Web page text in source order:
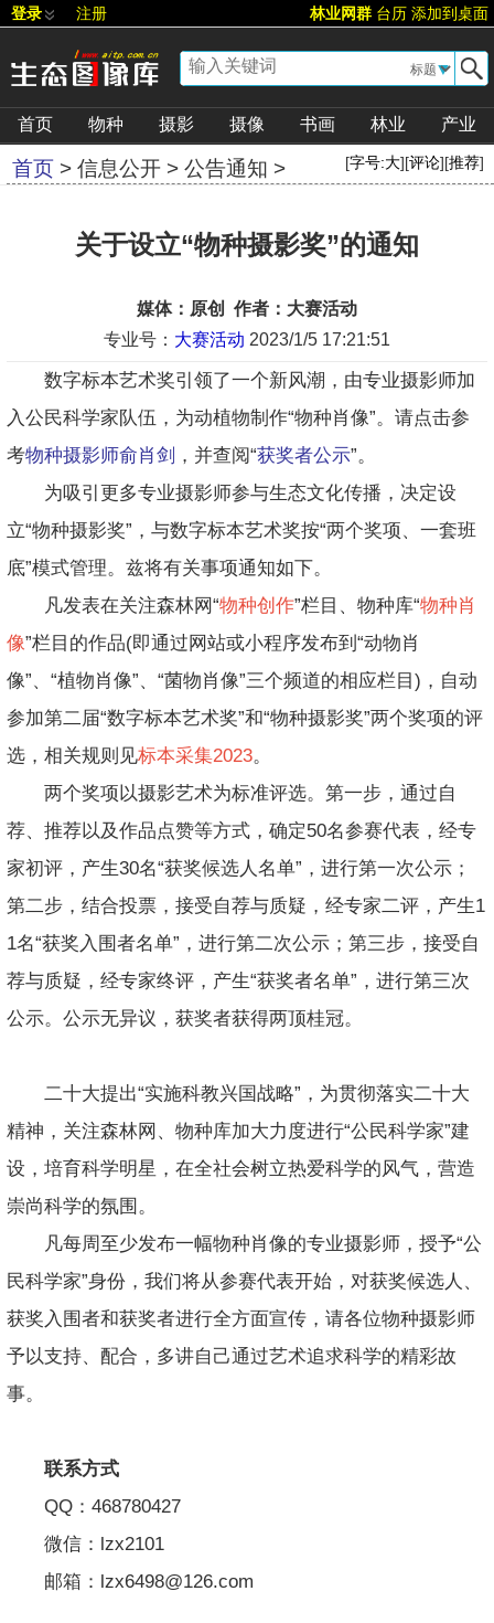
登录 注册 林业网群 台历 添加到桌面
▼
首页 物种 摄影 摄像 书画 林业 产业
首页 > 信息公开 > 公告通知 > [字号:大][评论][推荐]
关于设立“物种摄影奖”的通知
媒体：原创 作者：大赛活动
专业号： 大赛活动 2023/1/5 17:21:51
数字标本艺术奖引领了一个新风潮，由专业摄影师加
入公民科学家队伍，为动植物制作“物种肖像”。请点击参
考物种摄影师俞肖剑 ，并查阅“获奖者公示”。
为吸引更多专业摄影师参与生态文化传播，决定设
立“物种摄影奖”，与数字标本艺术奖按“两个奖项、一套班
底”模式管理。兹将有关事项通知如下。
凡发表在关注森林网“物种创作”栏目、物种库“物种肖
像”栏目的作品(即通过网站或小程序发布到“动物肖
像”、“植物肖像”、“菌物肖像”三个频道的相应栏目)，自动
参加第二届“数字标本艺术奖”和“物种摄影奖”两个奖项的评
选，相关规则见标本采集2023。
两个奖项以摄影艺术为标准评选。第一步，通过自
荐、推荐以及作品点赞等方式，确定50名参赛代表，经专
家初评，产生30名“获奖候选人名单”，进行第一次公示；
第二步，结合投票，接受自荐与质疑，经专家二评，产生1
1名“获奖入围者名单”，进行第二次公示；第三步，接受自
荐与质疑，经专家终评，产生“获奖者名单”，进行第三次
公示。公示无异议，获奖者获得两顶桂冠。
二十大提出“实施科教兴国战略”，为贯彻落实二十大
精神，关注森林网、物种库加大力度进行“公民科学家”建
设，培育科学明星，在全社会树立热爱科学的风气，营造
崇尚科学的氛围。
凡每周至少发布一幅物种肖像的专业摄影师，授予“公
民科学家”身份，我们将从参赛代表开始，对获奖候选人、
获奖入围者和获奖者进行全方面宣传，请各位物种摄影师
予以支持、配合，多讲自己通过艺术追求科学的精彩故
事。
联系方式
QQ：468780427
微信：lzx2101
邮箱：lzx6498@126.com